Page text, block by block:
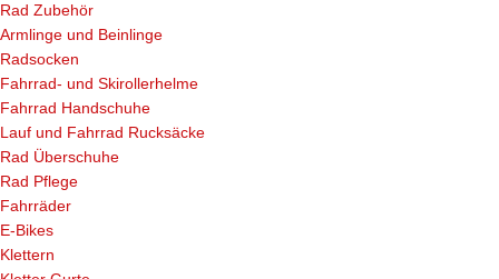
Rad Zubehör
Armlinge und Beinlinge
Radsocken
Fahrrad- und Skirollerhelme
Fahrrad Handschuhe
Lauf und Fahrrad Rucksäcke
Rad Überschuhe
Rad Pflege
Fahrräder
E-Bikes
Klettern